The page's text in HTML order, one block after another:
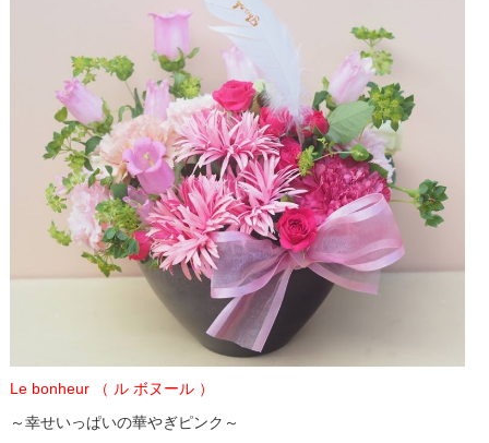
Le bonheur （ ル ボヌール ）
～幸せいっぱいの華やぎピンク～